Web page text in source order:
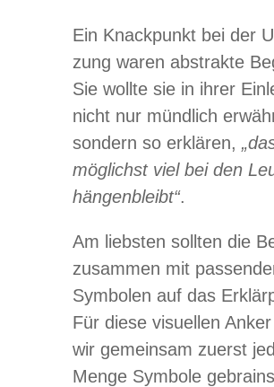
Ein Knack­punkt bei der
zung waren abs­trakte
Sie wollte sie in ihrer
nicht nur münd­lich
son­dern so erklä­ren,
mög­lichst viel bei den
hän­gen­bleibt“.
Am liebs­ten soll­ten die
zusam­men mit
Sym­bo­len auf das
Für diese visu­el­len
wir gemein­sam zuerst
Menge Sym­bole